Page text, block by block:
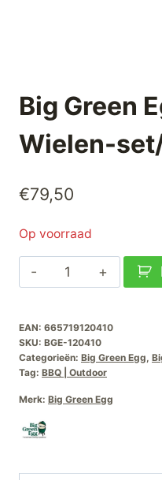
Big Green
Wielen-
€79,50
Op voorraad
Big
Green
Caster
Kit
Wielen-
set/2)
EAN: 665719120410
SKU: BGE-120410
Categorieën: Big Green Egg,
Tag: BBQ | Outdoor
Merk: Big Green Egg